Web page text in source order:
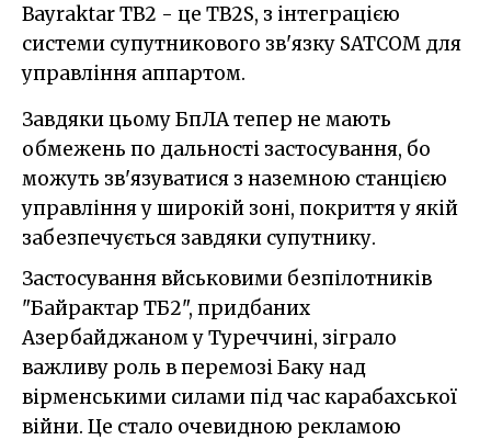
Bayraktar TB2 - це TB2S, з інтеграцією
системи супутникового зв'язку SATCOM для
управління аппартом.
Завдяки цьому БпЛА тепер не мають
обмежень по дальності застосування, бо
можуть зв'язуватися з наземною станцією
управління у широкій зоні, покриття у якій
забезпечується завдяки супутнику.
Застосування вйськовими безпілотників
"Байрактар ТБ2", придбаних
Азербайджаном у Туреччині, зіграло
важливу роль в перемозі Баку над
вірменськими силами під час карабахської
війни. Це стало очевидною рекламою